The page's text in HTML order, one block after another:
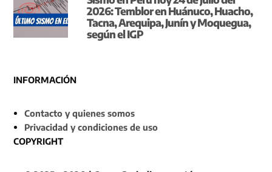
2026: Temblor en Huánuco, Huacho,
Tacna, Arequipa, Junín y Moquegua,
según el IGP
INFORMACIÓN
Contacto y quienes somos
Privacidad y condiciones de uso
COPYRIGHT